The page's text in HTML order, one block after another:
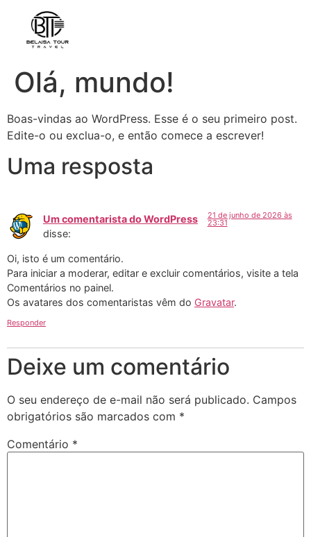
Olá, mundo!
Boas-vindas ao WordPress. Esse é o seu primeiro post.
Edite-o ou exclua-o, e então comece a escrever!
Uma resposta
Um comentarista do WordPress
disse:
21 de junho de 2026 às
23:31
Oi, isto é um comentário.
Para iniciar a moderar, editar e excluir comentários, visite a tela
Comentários no painel.
Os avatares dos comentaristas vêm do Gravatar.
Responder
Deixe um comentário
O seu endereço de e-mail não será publicado. Campos
obrigatórios são marcados com *
Comentário *